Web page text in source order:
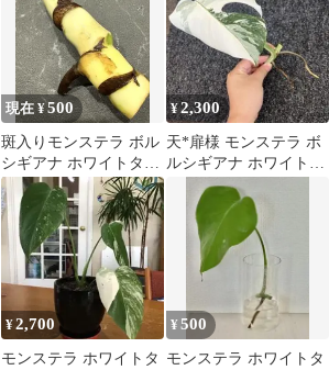
現在 ¥500
斑入りモンステラ ボル
シギアナ ホワイトタイ
ガー （カット茎） 3節
あります太茎
¥2,300
天*扉様 モンステラ ボ
ルシギアナ ホワイトタ
イガー 斑入り 苗
¥2,700
モンステラ ホワイトタ
¥500
モンステラ ホワイトタ